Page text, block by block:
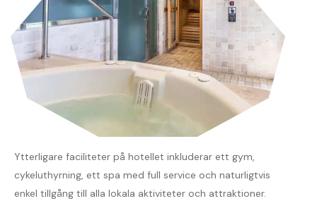
Ytterligare faciliteter på hotellet inkluderar ett gym,
cykeluthyrning, ett spa med full service och naturligtvis
enkel tillgång till alla lokala aktiviteter och attraktioner.